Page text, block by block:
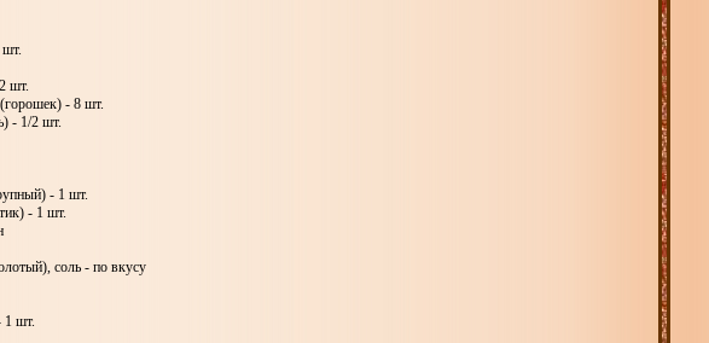
шт.
- 8 шт.
- 1/2 шт.
- 1 шт.
- 1 шт.
соль - по вкусу
1 шт.